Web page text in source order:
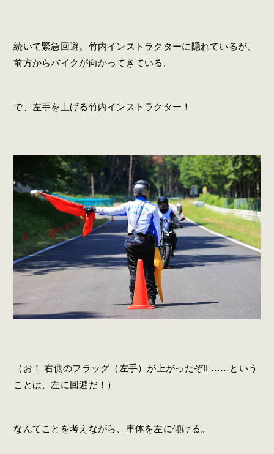
続いて緊急回避。竹内インストラクターに隠れているが、
前方からバイクが向かってきている。
で、左手を上げる竹内インストラクター！
（お！ 右側のフラッグ（左手）が上がったぞ!! ……という
ことは、左に回避だ！）
なんてことを考えながら、車体を左に傾ける。